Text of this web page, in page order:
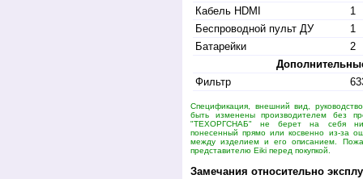
Кабель HDMI
1
Беспроводной пульт ДУ
1
Батарейки
2
Фильтр
Спецификация, внешний вид,
быть изменены производителем без
"ТЕХОРГСНАБ" не берет на себя
понесенный прямо или косвенно из-за
между изделием и его описанием.
представителю Eiki перед покупкой.
Замечания относительно